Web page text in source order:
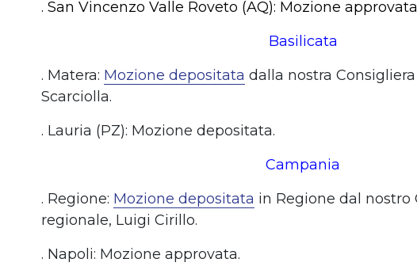
. San Vincenzo Valle Roveto (AQ): Mozione
Basilicata
. Matera: Mozione depositata dalla nostra
Scarciolla.
. Lauria (PZ): Mozione depositata.
Campania
. Regione: Mozione depositata in Regione dal nostro
regionale, Luigi Cirillo.
. Napoli: Mozione approvata.